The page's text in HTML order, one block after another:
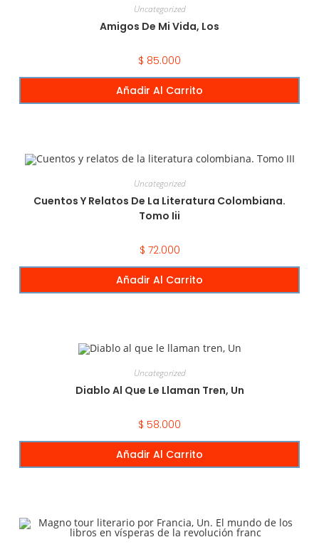
Uncategorized
Amigos De Mi Vida, Los
$ 85.000
Añadir Al Carrito
Uncategorized
Cuentos Y Relatos De La Literatura Colombiana.
Tomo Iii
$ 72.000
Añadir Al Carrito
Uncategorized
Diablo Al Que Le Llaman Tren, Un
$ 58.000
Añadir Al Carrito